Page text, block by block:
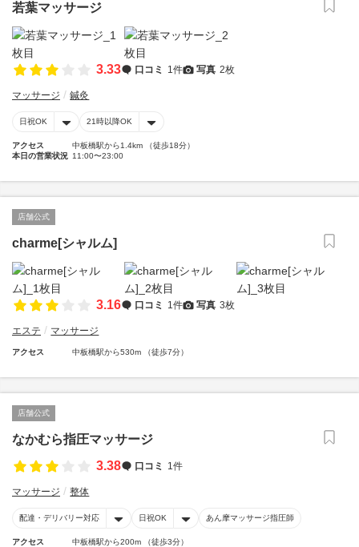
若葉マッサージ
3.33 口コミ 1件 写真 2枚
マッサージ 鍼灸
日祝OK 21時以降OK
アクセス
中板橋駅から1.4km （徒歩18分）
本日の営業状況 11:00〜23:00
店舗公式
charme[シャルム]
3.16 口コミ 1件 写真 3枚
エステ マッサージ
アクセス 中板橋駅から530m （徒歩7分）
店舗公式
なかむら指圧マッサージ
3.38
口コミ 1件
マッサージ 整体
配達・デリバリー対応 日祝OK あん摩マッサージ指圧師
アクセス
中板橋駅から200m （徒歩3分）